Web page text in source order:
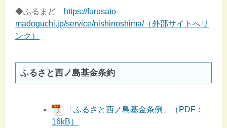
◆ふるまど
https://furusato-
madoguchi.jp/service/nishinoshima/（外部サイトへリ
ンク）
ふるさと西ノ島基金条約
「ふるさと西ノ島基金条例」（PDF：
16kB）